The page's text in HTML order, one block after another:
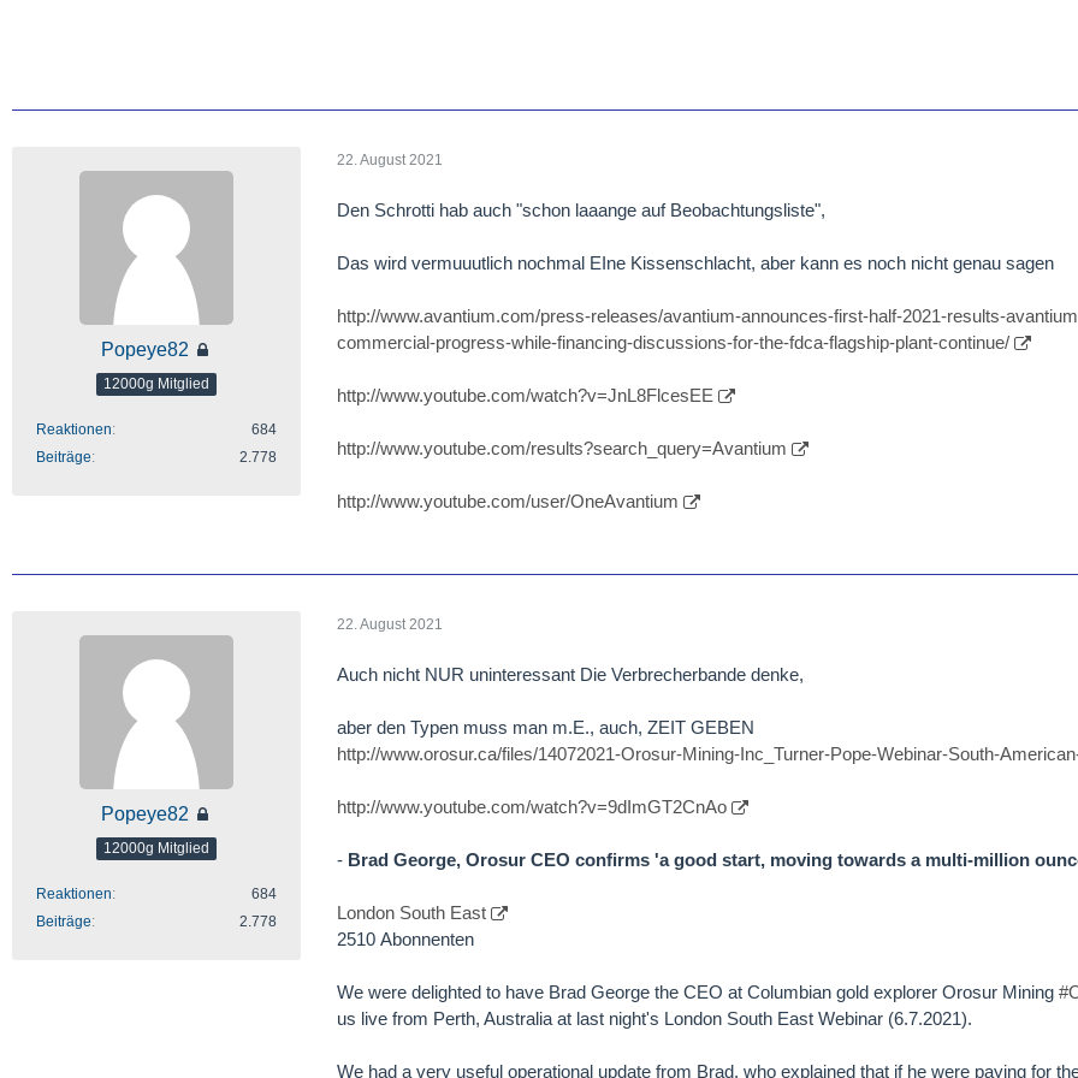
Popeye82
12000g Mitglied
Reaktionen
684
Beiträge
2.778
22. August 2021
Den Schrotti hab auch "schon laaange auf Beobachtungsliste",
Das wird vermuuutlich nochmal EIne Kissenschlacht, aber kann es noch nicht genau sagen
http://www.avantium.com/press-releases/avantium-announces-first-half-2021-results-
commercial-progress-while-financing-discussions-for-the-fdca-flagship-plant-continue/
http://www.youtube.com/watch?v=JnL8FlcesEE
http://www.youtube.com/results?search_query=Avantium
http://www.youtube.com/user/OneAvantium
Popeye82
12000g Mitglied
Reaktionen
684
Beiträge
2.778
22. August 2021
Auch nicht NUR uninteressant Die Verbrecherbande denke,
aber den Typen muss man m.E., auch, ZEIT GEBEN
http://www.orosur.ca/files/14072021-Orosur-Mining-Inc_Turner-Pope-Webinar-South-
http://www.youtube.com/watch?v=9dImGT2CnAo
- Brad George, Orosur CEO confirms 'a good start, moving towards a multi-million
London South East
2510 Abonnenten
We were delighted to have Brad George the CEO at Columbian gold explorer Orosur Mining
us live from Perth, Australia at last night's London South East Webinar (6.7.2021).
We had a very useful operational update from Brad, who explained that if he were paying for